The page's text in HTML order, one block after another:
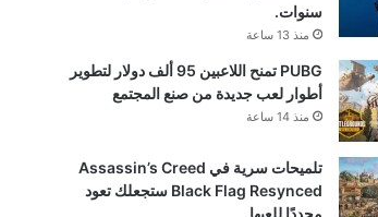
سنوات.
منذ 13 ساعة
PUBG تمنح اللاعبين 95 ألف دولار لتطوير
أطوار لعب جديدة من صنع المجتمع
منذ 14 ساعة
تلميحات سرية في Assassin’s Creed
Black Flag Resynced ستجعلك تعود
مجددًا للعبها